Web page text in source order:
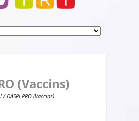
(Vaccins)
/ DASRI PRO (Vaccins)